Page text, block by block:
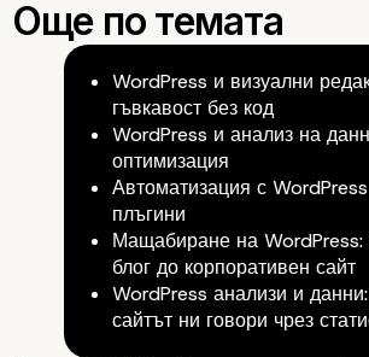
WordPress и визуални
гъвкавост без код
WordPress и анализ на
оптимизация
Автоматизация с WordPress
плъгини
Мащабиране на WordPress:
блог до корпоративен сайт
WordPress анализи и
сайтът ни говори чрез